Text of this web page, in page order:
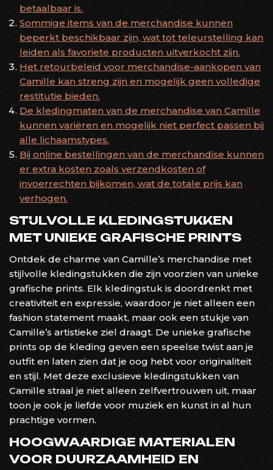
betaalbaar is.
Sommige items van de merchandise kunnen
beperkt beschikbaar zijn, wat tot teleurstelling kan
leiden als favoriete producten uitverkocht zijn.
Het retourbeleid voor merchandise-aankopen van
Camille kan streng zijn en mogelijk geen volledige
restitutie bieden.
De kledingmaten van de merchandise van Camille
kunnen variëren en mogelijk niet perfect passen bij
alle lichaamstypes.
Bij online bestellingen van de merchandise kunnen
er extra kosten zoals verzendkosten of
invoerrechten bijkomen, wat de totale prijs kan
verhogen.
STIJLVOLLE KLEDINGSTUKKEN
MET UNIEKE GRAFISCHE PRINTS
Ontdek de charme van Camille’s merchandise met
stijlvolle kledingstukken die zijn voorzien van unieke
grafische prints. Elk kledingstuk is doordrenkt met
creativiteit en expressie, waardoor je niet alleen een
fashion statement maakt, maar ook een stukje van
Camille’s artistieke ziel draagt. De unieke grafische
prints op de kleding geven een speelse twist aan je
outfit en laten zien dat je oog hebt voor originaliteit
en stijl. Met deze exclusieve kledingstukken van
Camille straal je niet alleen zelfvertrouwen uit, maar
toon je ook je liefde voor muziek en kunst in al hun
prachtige vormen.
HOOGWAARDIGE MATERIALEN
VOOR DUURZAAMHEID EN